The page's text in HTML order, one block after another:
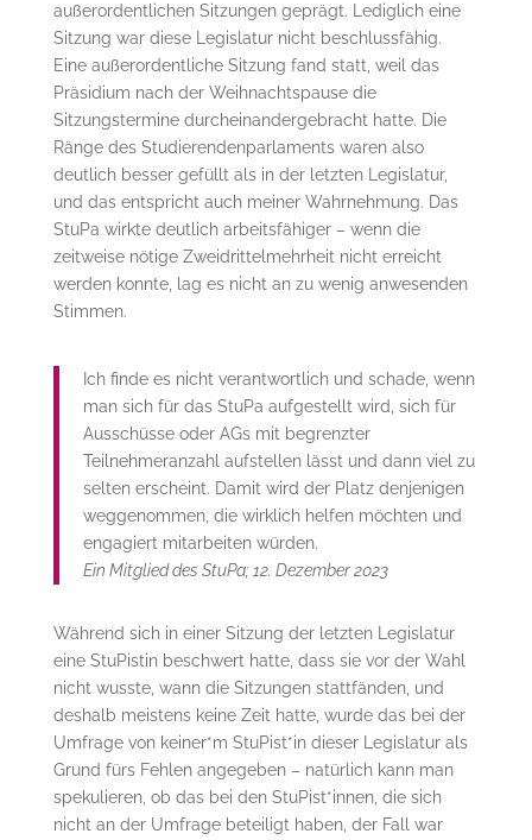
außerordentlichen Sitzungen geprägt. Lediglich eine
Sitzung war diese Legislatur nicht beschlussfähig.
Eine außerordentliche Sitzung fand statt, weil das
Präsidium nach der Weihnachtspause die
Sitzungstermine durcheinandergebracht hatte. Die
Ränge des Studierendenparlaments waren also
deutlich besser gefüllt als in der letzten Legislatur,
und das entspricht auch meiner Wahrnehmung. Das
StuPa wirkte deutlich arbeitsfähiger – wenn die
zeitweise nötige Zweidrittelmehrheit nicht erreicht
werden konnte, lag es nicht an zu wenig anwesenden
Stimmen.
Ich finde es nicht verantwortlich und schade, wenn
man sich für das StuPa aufgestellt wird, sich für
Ausschüsse oder AGs mit begrenzter
Teilnehmeranzahl aufstellen lässt und dann viel zu
selten erscheint. Damit wird der Platz denjenigen
weggenommen, die wirklich helfen möchten und
engagiert mitarbeiten würden.
Ein Mitglied des StuPa; 12. Dezember 2023
Während sich in einer Sitzung der letzten Legislatur
eine StuPistin beschwert hatte, dass sie vor der Wahl
nicht wusste, wann die Sitzungen stattfänden, und
deshalb meistens keine Zeit hatte, wurde das bei der
Umfrage von keiner*m StuPist*in dieser Legislatur als
Grund fürs Fehlen angegeben – natürlich kann man
spekulieren, ob das bei den StuPist*innen, die sich
nicht an der Umfrage beteiligt haben, der Fall war